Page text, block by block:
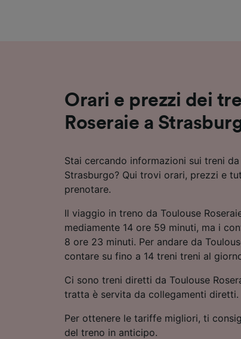
Orari e prezzi dei
Roseraie a
Stai cercando informazioni sui treni da
Strasburgo? Qui trovi orari, prezzi e
prenotare.
Il viaggio in treno da Toulouse
mediamente 14 ore 59 minuti, ma i
8 ore 23 minuti. Per andare da
contare su fino a 14 treni treni al
Ci sono treni diretti da Toulouse
tratta è servita da collegamenti diretti.
Per ottenere le tariffe migliori, ti
del treno in anticipo.